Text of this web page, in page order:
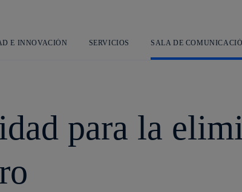
principal
E INNOVACIÓN SERVICIOS SALA DE
para la